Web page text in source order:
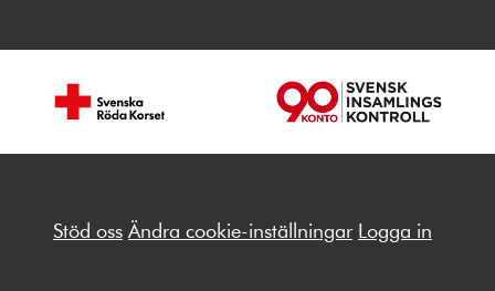
Stöd oss Ändra cookie-inställningar Logga in